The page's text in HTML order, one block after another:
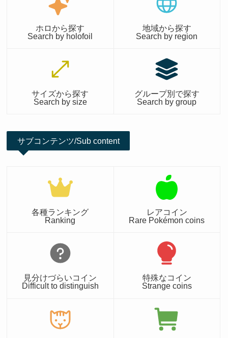
ホロから探す
Search by holofoil
地域から探す
Search by region
サイズから探す
Search by size
グループ別で探す
Search by group
サブコンテンツ/Sub content
各種ランキング
Ranking
レアコイン
Rare Pokémon coins
見分けづらいコイン
Difficult to distinguish
特殊なコイン
Strange coins